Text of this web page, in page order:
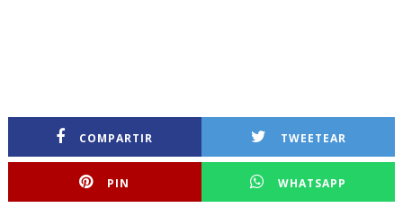
COMPARTIR TWEETEAR
PIN WHATSAPP